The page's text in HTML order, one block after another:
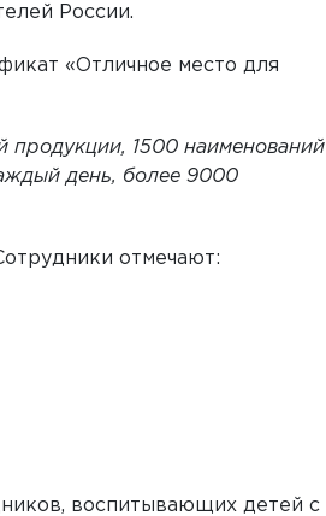
России.
«Отличное место для
продукции, 1500 наименований
день, более 9000
отмечают:
воспитывающих детей с